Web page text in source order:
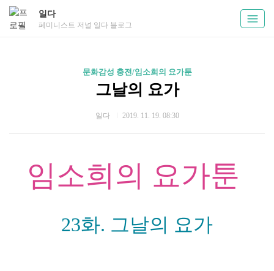
일다
페미니스트 저널 일다 블로그
문화감성 충전/임소희의 요가툰
그날의 요가
일다 2019. 11. 19. 08:30
임소희의 요가툰
23화. 그날의 요가